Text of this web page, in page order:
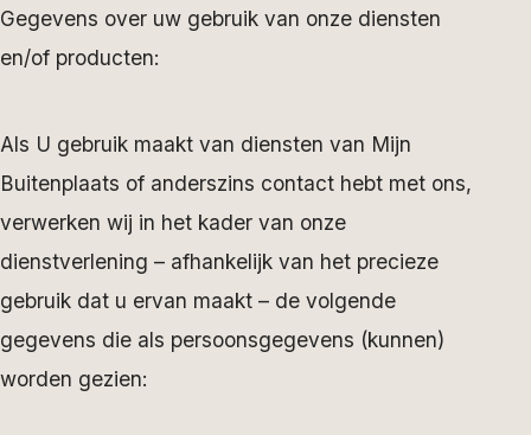
Gegevens over uw gebruik van onze diensten
en/of producten:
Als U gebruik maakt van diensten van Mijn
Buitenplaats of anderszins contact hebt met ons,
verwerken wij in het kader van onze
dienstverlening – afhankelijk van het precieze
gebruik dat u ervan maakt – de volgende
gegevens die als persoonsgegevens (kunnen)
worden gezien: